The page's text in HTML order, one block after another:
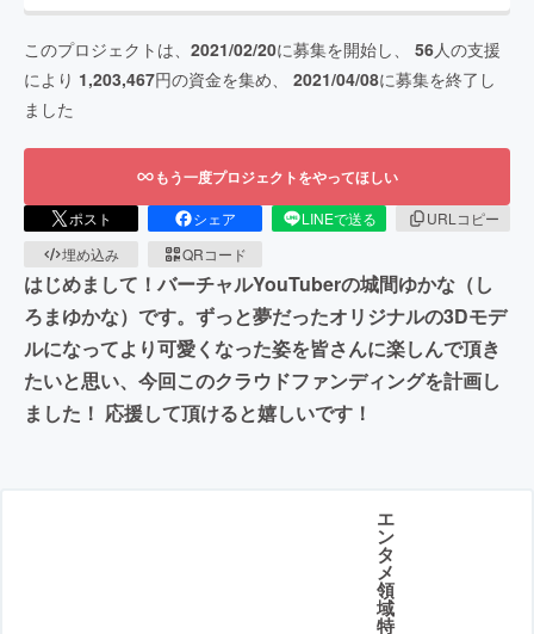
このプロジェクトは、 2021/02/20に募集を開始し、 56人の支援
により 1,203,467円の資金を集め、 2021/04/08に募集を終了し
ました
もう一度プロジェクトをやってほしい
ポスト シェア LINEで送る
URLコピー
埋め込み
QRコード
はじめまして！バーチャルYouTuberの城間ゆかな（し
ろまゆかな）です。ずっと夢だったオリジナルの3Dモデ
ルになってより可愛くなった姿を皆さんに楽しんで頂き
たいと思い、今回このクラウドファンディングを計画し
ました！ 応援して頂けると嬉しいです！
エ
ン
タ
メ
領
域
特